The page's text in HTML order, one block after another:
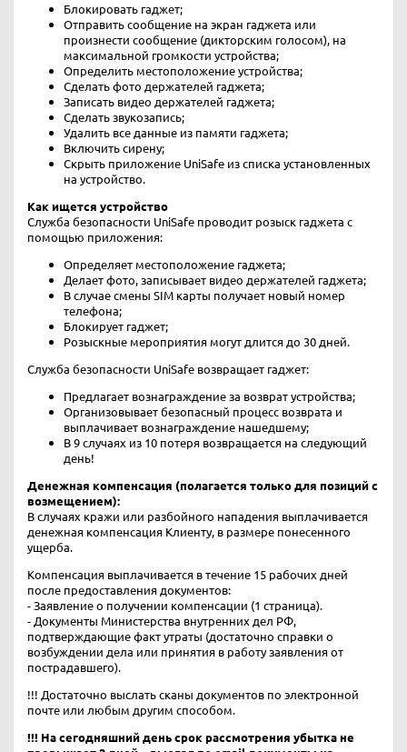
Блокировать гаджет;
Отправить сообщение на экран гаджета или
произнести сообщение (дикторским голосом), на
максимальной громкости устройства;
Определить местоположение устройства;
Сделать фото держателей гаджета;
Записать видео держателей гаджета;
Сделать звукозапись;
Удалить все данные из памяти гаджета;
Включить сирену;
Скрыть приложение UniSafe из списка установленных
на устройство.
Как ищется устройство
Служба безопасности UniSafe проводит розыск гаджета с
помощью приложения:
Определяет местоположение гаджета;
Делает фото, записывает видео держателей гаджета;
В случае смены SIM карты получает новый номер
телефона;
Блокирует гаджет;
Розыскные мероприятия могут длится до 30 дней.
Служба безопасности UniSafe возвращает гаджет:
Предлагает вознаграждение за возврат устройства;
Организовывает безопасный процесс возврата и
выплачивает вознаграждение нашедшему;
В 9 случаях из 10 потеря возвращается на следующий
день!
Денежная компенсация (полагается только для позиций с
возмещением):
В случаях кражи или разбойного нападения выплачивается
денежная компенсация Клиенту, в размере понесенного
ущерба.
Компенсация выплачивается в течение 15 рабочих дней
после предоставления документов:
- Заявление о получении компенсации (1 страница).
- Документы Министерства внутренних дел РФ,
подтверждающие факт утраты (достаточно справки о
возбуждении дела или принятия в работу заявления от
пострадавшего).
!!! Достаточно выслать сканы документов по электронной
почте или любым другим способом.
!!! На сегодняшний день срок рассмотрения убытка не